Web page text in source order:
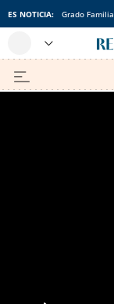
ES NOTICIA: Grado Familia